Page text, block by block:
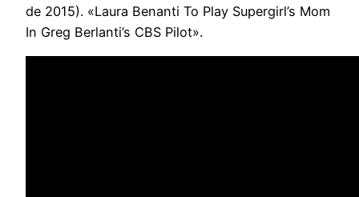
de 2015). «Laura Benanti To Play Supergirl’s Mom
In Greg Berlanti’s CBS Pilot».